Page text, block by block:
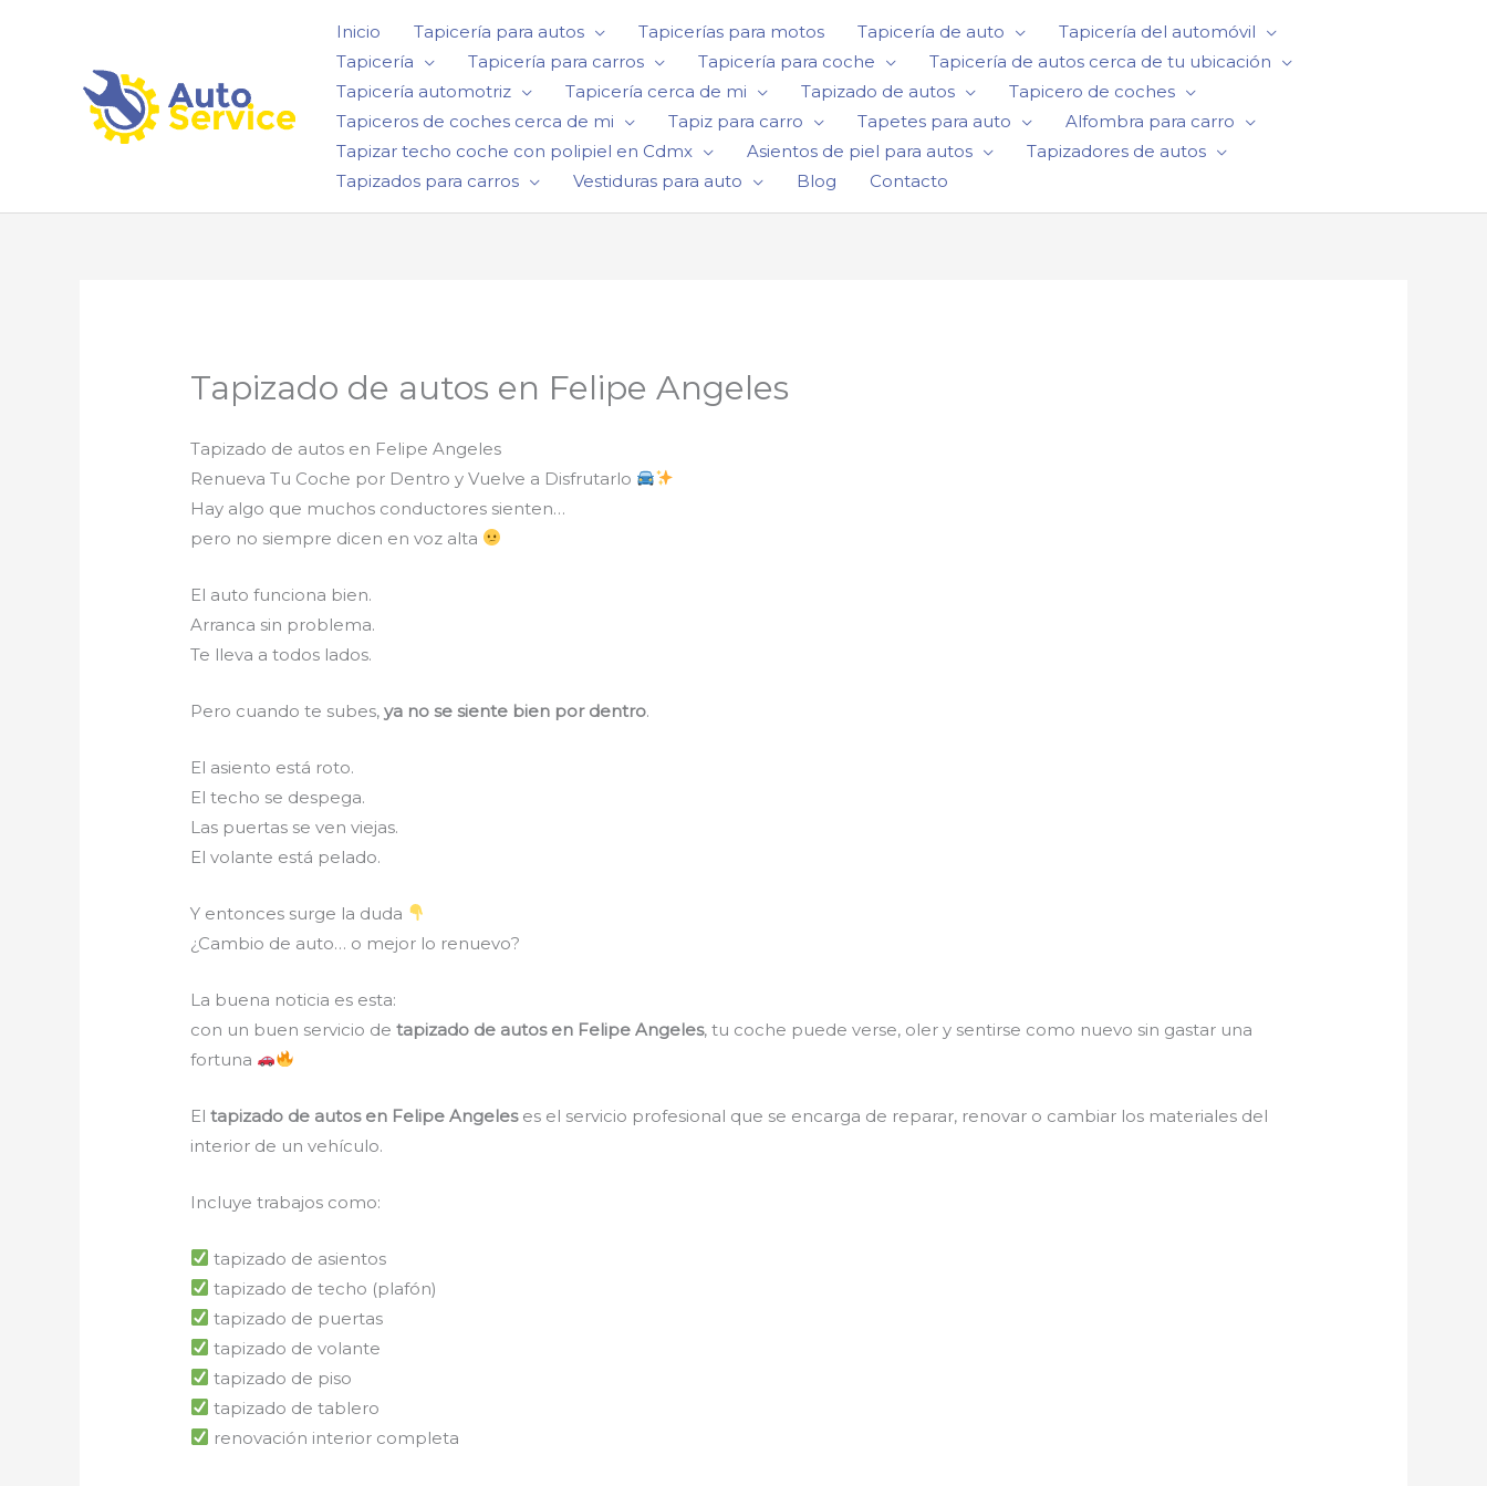
Inicio Tapicería para autos Tapicerías para motos Tapicería de auto
Tapicería del automóvil
Tapicería
Tapicería para carros Tapicería para coche
Tapicería de autos cerca de tu ubicación
Tapicería automotriz
Tapicería cerca de mi Tapizado de autos
Tapicero de coches
Tapiceros de coches cerca de mi
Tapiz para carro Tapetes para auto
Alfombra para carro
Tapizar techo coche con polipiel en Cdmx
Asientos de piel para autos
Tapizadores de autos
Tapizados para carros
Vestiduras para auto Blog Contacto
Tapizado de autos en Felipe Angeles
Tapizado de autos en Felipe Angeles
Renueva Tu Coche por Dentro y Vuelve a Disfrutarlo
Hay algo que muchos conductores sienten…
pero no siempre dicen en voz alta
El auto funciona bien.
Arranca sin problema.
Te lleva a todos lados.
Pero cuando te subes,ya no se siente bien por dentro.
El asiento está roto.
El techo se despega.
Las puertas se ven viejas.
El volante está pelado.
Y entonces surge la duda
¿Cambio de auto… o mejor lo renuevo?
La buena noticia es esta:
con un buen servicio detapizado de autos en Felipe Angeles, tu coche puede verse, oler y sentirse como nuevo sin gastar una
fortuna
Eltapizado de autos en Felipe Angeleses el servicio profesional que se encarga de reparar, renovar o cambiar los materiales del
interior de un vehículo.
Incluye trabajos como:
tapizado de asientos
tapizado de techo (plafón)
tapizado de puertas
tapizado de volante
tapizado de piso
tapizado de tablero
renovación interior completa